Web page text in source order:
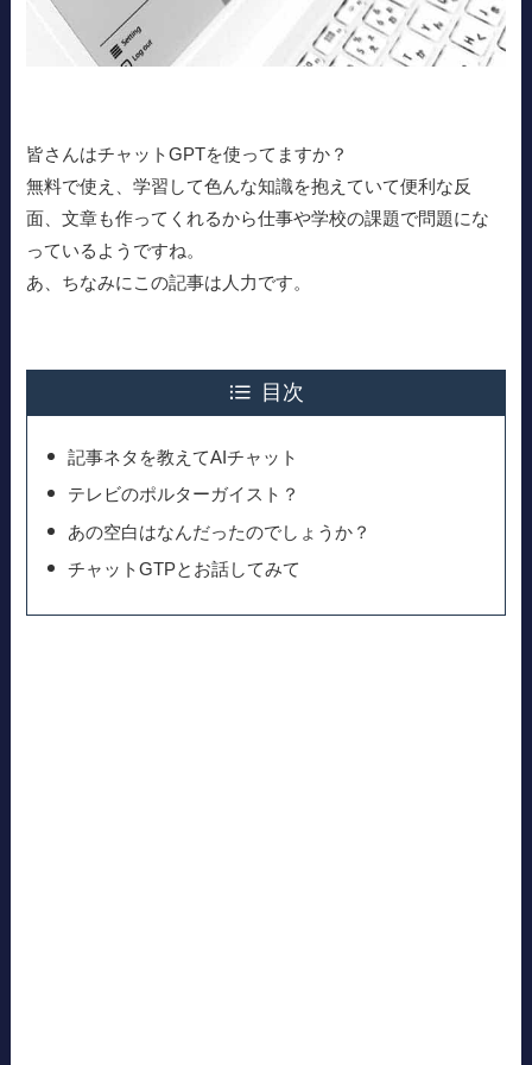
皆さんはチャットGPTを使ってますか？
無料で使え、学習して色んな知識を抱えていて便利な反
面、文章も作ってくれるから仕事や学校の課題で問題にな
っているようですね。
あ、ちなみにこの記事は人力です。
目次
記事ネタを教えてAIチャット
テレビのポルターガイスト？
あの空白はなんだったのでしょうか？
チャットGTPとお話してみて